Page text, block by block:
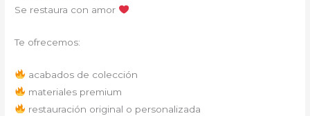
Se restaura con amor
Te ofrecemos:
acabados de colección
materiales premium
restauración original o personalizada